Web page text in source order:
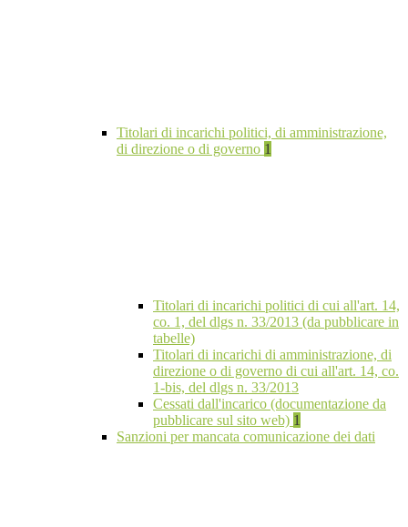
Titolari di incarichi politici, di amministrazione,
di direzione o di governo 1
Titolari di incarichi politici di cui all'art. 14,
co. 1, del dlgs n. 33/2013 (da pubblicare in
tabelle)
Titolari di incarichi di amministrazione, di
direzione o di governo di cui all'art. 14, co.
1-bis, del dlgs n. 33/2013
Cessati dall'incarico (documentazione da
pubblicare sul sito web) 1
Sanzioni per mancata comunicazione dei dati